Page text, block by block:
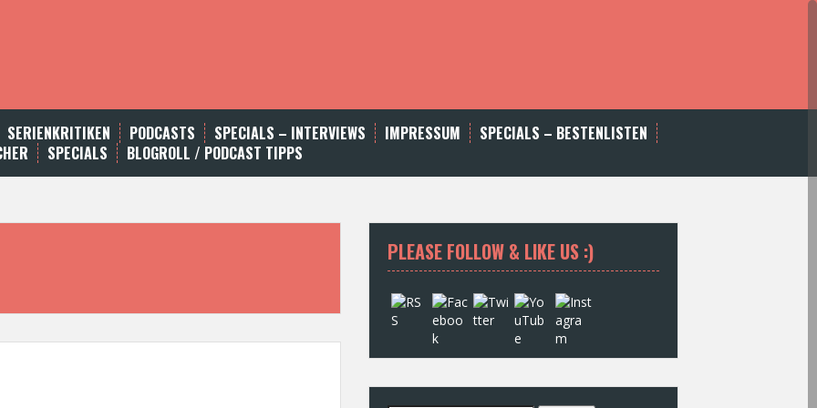
SERIENKRITIKEN PODCASTS SPECIALS – INTERVIEWS IMPRESSUM
SPECIALS – BESTENLISTEN
SPECIALS BLOGROLL / PODCAST TIPPS
PLEASE FOLLOW & LIKE US :)